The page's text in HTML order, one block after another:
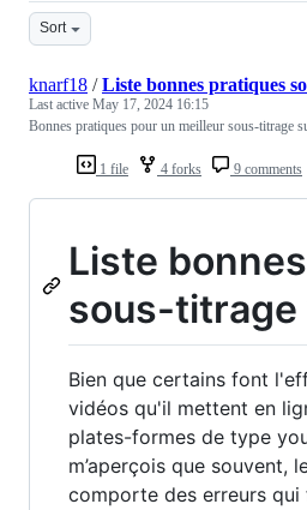
Sort
1 file 4 forks 9 comments
knarf18 /Liste bonnes pratiques
Last active May 17, 2024 16:15
Bonnes pratiques pour un meilleur sous-titrage
Liste
sous-titrage
Bien que certains font
vidéos qu'il mettent en
plates-formes de type
m’aperçois que souvent,
comporte des erreurs